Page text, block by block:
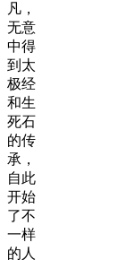
凡，
无意
中得
到太
极经
和生
死石
的传
承，
自此
开始
了不
一样
的人